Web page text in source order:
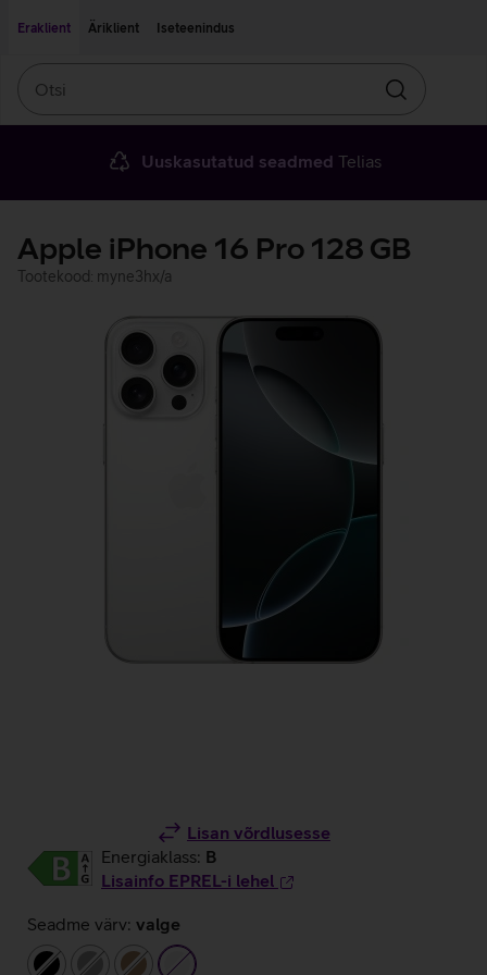
Eraklient
Äriklient Iseteenindus
Otsin
Uuskasutatud seadmed Telias
Apple iPhone 16 Pro 128 GB
Tootekood: myne3hx/a
Lisan võrdlusesse
Energiaklass: B
Lisainfo EPREL-i lehel
Seadme värv: valge
must
hall pronksvalge